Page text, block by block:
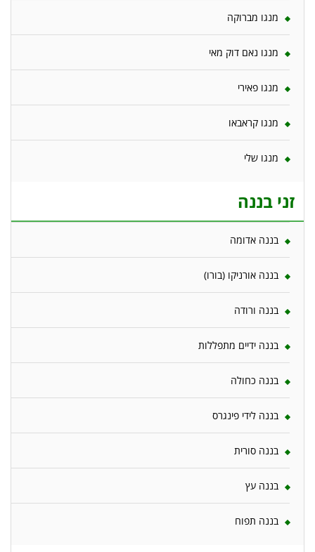
מנגו מברוקה
מנגו נאם דוק מאי
מנגו פאירי
מנגו קראבאו
מנגו שלי
זני בננה
בננה אדומה
בננה אורניקו (בורו)
בננה ורודה
בננה ידיים מתפללות
בננה כחולה
בננה לידי פינגרס
בננה סורית
בננה עץ
בננה תפוח